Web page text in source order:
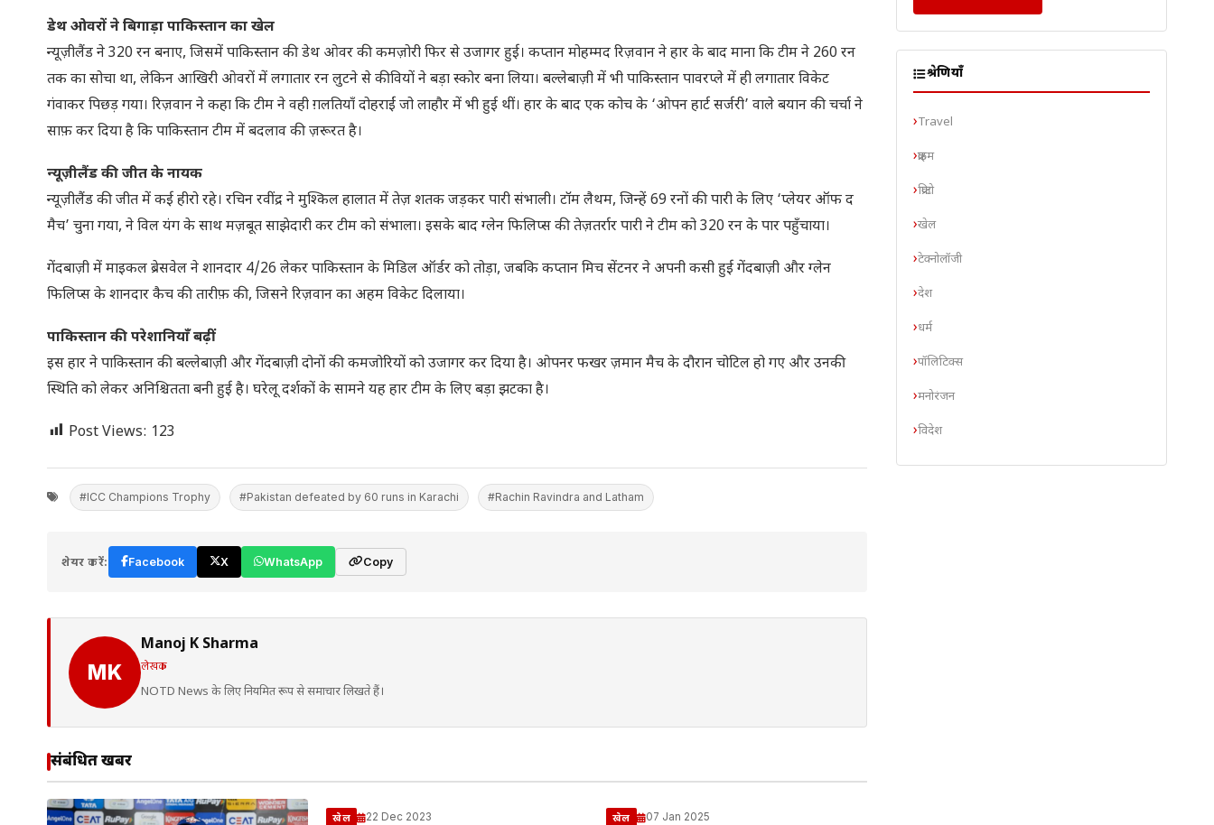
डेथ ओवरों ने बिगाड़ा पाकिस्तान का खेल
न्यूज़ीलैंड ने 320 रन बनाए, जिसमें पाकिस्तान की डेथ ओवर की कमज़ोरी फिर से उजागर हुई। कप्तान मोहम्मद रिज़वान ने हार के बाद माना कि टीम ने 260 रन
तक का सोचा था, लेकिन आखिरी ओवरों में लगातार रन लुटने से कीवियों ने बड़ा स्कोर बना लिया। बल्लेबाज़ी में भी पाकिस्तान पावरप्ले में ही लगातार विकेट
गंवाकर पिछड़ गया। रिज़वान ने कहा कि टीम ने वही ग़लतियाँ दोहराईं जो लाहौर में भी हुई थीं। हार के बाद एक कोच के ‘ओपन हार्ट सर्जरी’ वाले बयान की चर्चा ने
साफ़ कर दिया है कि पाकिस्तान टीम में बदलाव की ज़रूरत है।
न्यूज़ीलैंड की जीत के नायक
न्यूज़ीलैंड की जीत में कई हीरो रहे। रचिन रवींद्र ने मुश्किल हालात में तेज़ शतक जड़कर पारी संभाली। टॉम लैथम, जिन्हें 69 रनों की पारी के लिए ‘प्लेयर ऑफ द
मैच’ चुना गया, ने विल यंग के साथ मज़बूत साझेदारी कर टीम को संभाला। इसके बाद ग्लेन फिलिप्स की तेज़तर्रार पारी ने टीम को 320 रन के पार पहुँचाया।
गेंदबाज़ी में माइकल ब्रेसवेल ने शानदार 4/26 लेकर पाकिस्तान के मिडिल ऑर्डर को तोड़ा, जबकि कप्तान मिच सेंटनर ने अपनी कसी हुई गेंदबाज़ी और ग्लेन
फिलिप्स के शानदार कैच की तारीफ़ की, जिसने रिज़वान का अहम विकेट दिलाया।
पाकिस्तान की परेशानियाँ बढ़ीं
इस हार ने पाकिस्तान की बल्लेबाज़ी और गेंदबाज़ी दोनों की कमजोरियों को उजागर कर दिया है। ओपनर फखर ज़मान मैच के दौरान चोटिल हो गए और उनकी
स्थिति को लेकर अनिश्चितता बनी हुई है। घरेलू दर्शकों के सामने यह हार टीम के लिए बड़ा झटका है।
Post Views: 123
#ICC Champions Trophy #Pakistan defeated by 60 runs in Karachi #Rachin Ravindra and Latham
शेयर करें: Facebook X WhatsApp Copy
MK
Manoj K Sharma
लेखक
NOTD News के लिए नियमित रूप से समाचार लिखते हैं।
संबंधित खबरें
खेल 22 Dec 2023 खेल 07 Jan 2025
श्रेणियाँ
Travel
क्राइम
क्रिप्टो
खेल
टेक्नोलॉजी
देश
धर्म
पॉलिटिक्स
मनोरंजन
विदेश